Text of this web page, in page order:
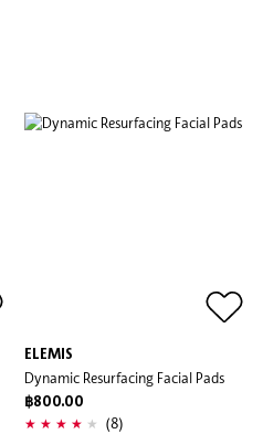
ELEMIS
Dynamic Resurfacing Facial Pads
฿800.00
(8)